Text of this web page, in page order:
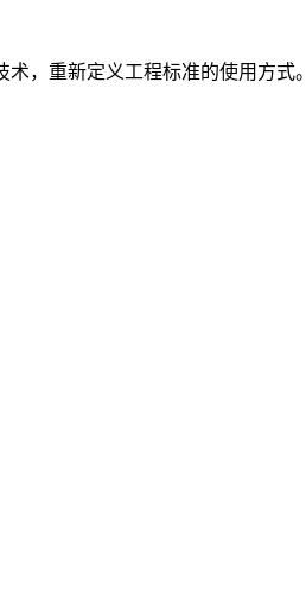
，重新定义工程标准的使用方式。